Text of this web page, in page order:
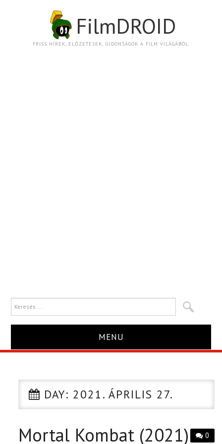
FilmDROID
FRISS HÍREK, ELŐZETESEK, ÚJDONSÁGOK A FILM VILÁGÁBÓL.
MENU
TRAILERDAY: 2021. ÁPRILIS 27.
0
Mortal Kombat (2021)